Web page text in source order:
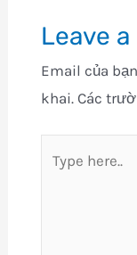
Leave
Email của
khai. Các
here..